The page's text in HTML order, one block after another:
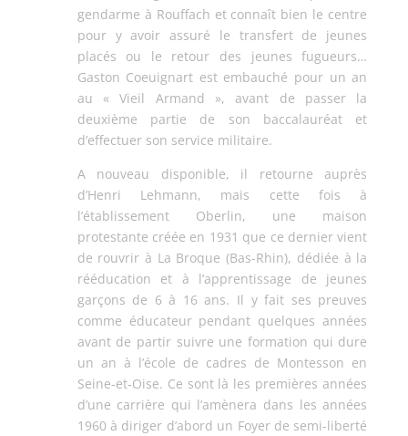
gendarme à Rouffach et connaît bien le centre
pour y avoir assuré le transfert de jeunes
placés ou le retour des jeunes fugueurs…
Gaston Coeuignart est embauché pour un an
au « Vieil Armand », avant de passer la
deuxième partie de son baccalauréat et
d’effectuer son service militaire.
A nouveau disponible, il retourne auprès
d’Henri Lehmann, mais cette fois à
l’établissement Oberlin, une maison
protestante créée en 1931 que ce dernier vient
de rouvrir à La Broque (Bas-Rhin), dédiée à la
rééducation et à l’apprentissage de jeunes
garçons de 6 à 16 ans. Il y fait ses preuves
comme éducateur pendant quelques années
avant de partir suivre une formation qui dure
un an à l’école de cadres de Montesson en
Seine-et-Oise. Ce sont là les premières années
d’une carrière qui l’amènera dans les années
1960 à diriger d’abord un Foyer de semi-liberté